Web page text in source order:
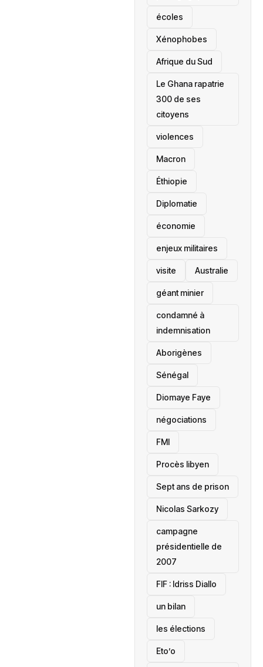
écoles
‎Xénophobes
Afrique du Sud
Le Ghana rapatrie
300 de ses
citoyens
violences
Macron
Éthiopie
Diplomatie
économie
enjeux militaires
visite ‎Australie
géant minier
condamné à
indemnisation
Aborigènes
Sénégal
Diomaye Faye
négociations
FMI
Procès libyen
Sept ans de prison
Nicolas Sarkozy
campagne
présidentielle de
2007
‎FIF : Idriss Diallo
un bilan
les élections
Eto’o